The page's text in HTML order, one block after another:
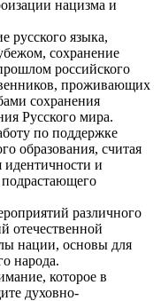
нацизма и
русского языка,
сохранение
российского
проживающих
сохранения
Русского мира.
по поддержке
образования, считая
и
подрастающего
различного
отечественной
нации, основы для
народа.
которое в
духовно-